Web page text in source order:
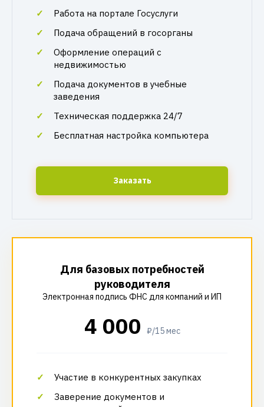
Работа на портале Госуслуги
Подача обращений в госорганы
Оформление операций с
недвижимостью
Подача документов в учебные
заведения
Техническая поддержка 24/7
Бесплатная настройка компьютера
Заказать
Для базовых потребностей
руководителя
Электронная подпись ФНС для компаний и ИП
4 000 ₽/15 мес
Участие в конкурентных закупках
Заверение документов и